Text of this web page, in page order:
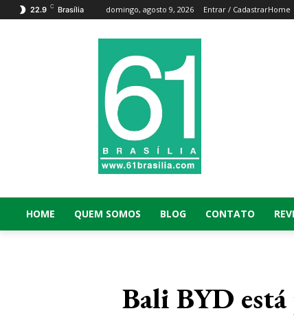
22.9 C Brasília domingo, agosto 9, 2026 Entrar / CadastrarHome
HOME QUEM SOMOS BLOG CONTATO
Bali BYD